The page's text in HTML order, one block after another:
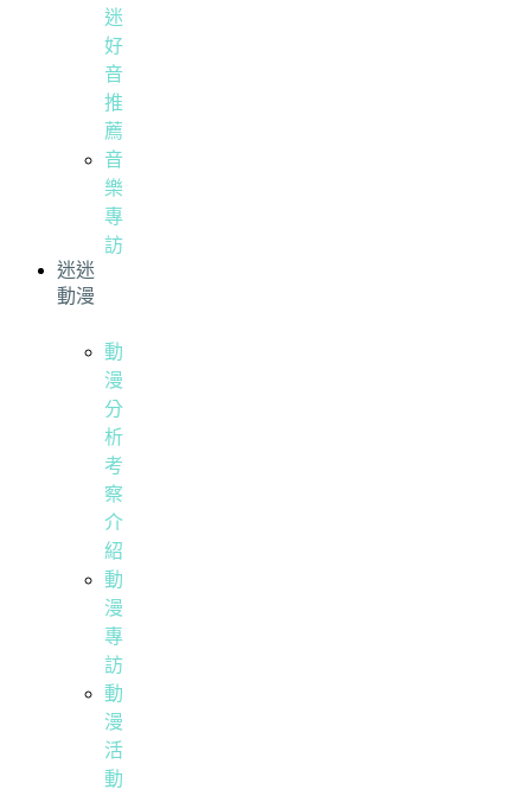
迷
好
音
推
薦
音
樂
專
訪
迷迷
動漫
動
漫
分
析
考
察
介
紹
動
漫
專
訪
動
漫
活
動